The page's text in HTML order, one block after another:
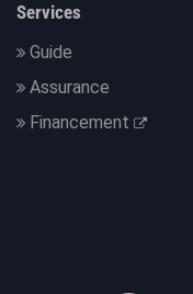
Services
Guide
Assurance
Financement